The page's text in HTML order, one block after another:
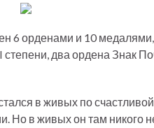
6 орденами и 10
два ордена Знак
в живых по
Но в живых он там никого